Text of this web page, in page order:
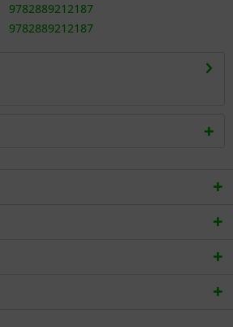
9782889212187
9782889212187